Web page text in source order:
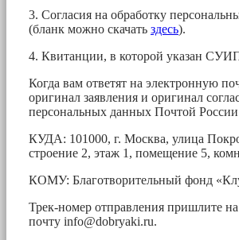
3. Согласия на обработку
(бланк можно скачать здесь).
4. Квитанции, в которой указан
Когда вам ответят на электронную
оригинал заявления и оригинал
персональных данных Почтой России
КУДА: 101000, г. Москва, улица
строение 2, этаж 1, помещение 5,
КОМУ: Благотворительный фонд
Трек-номер отправления пришлите
почту info@dobryaki.ru.